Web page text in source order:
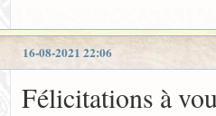
16-08-2021 22:06
Félicitations à